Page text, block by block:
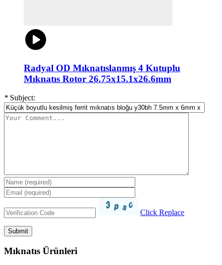
Radyal OD Mıknatıslanmış 4 Kutuplu
Mıknatıs Rotor 26.75x15.1x26.6mm
* Subject:
Click Replace
Mıknatıs Ürünleri